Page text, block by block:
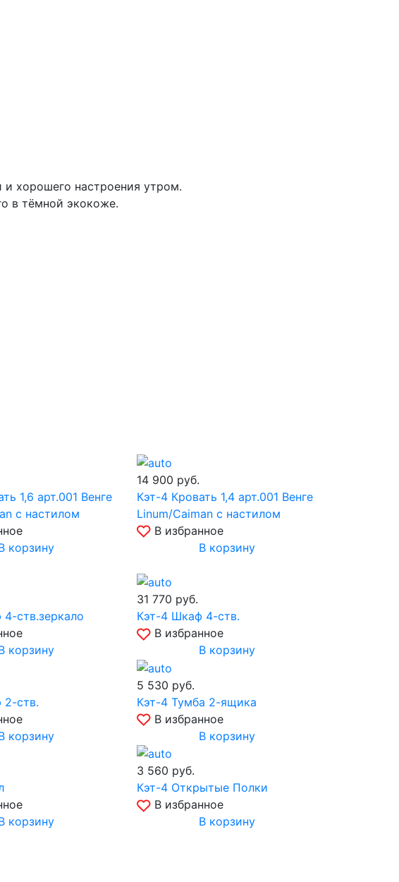
и хорошего настроения утром.
в тёмной экокоже.
1,6 арт.001 Венге
с настилом
корзину
14 900 руб.
Кэт-4 Кровать 1,4 арт.001 Венге
Linum/Caiman с настилом
В избранное
В корзину
ств.зеркало
корзину
31 770 руб.
Кэт-4 Шкаф 4-ств.
В избранное
В корзину
ств.
корзину
5 530 руб.
Кэт-4 Тумба 2-ящика
В избранное
В корзину
корзину
3 560 руб.
Кэт-4 Открытые Полки
В избранное
В корзину